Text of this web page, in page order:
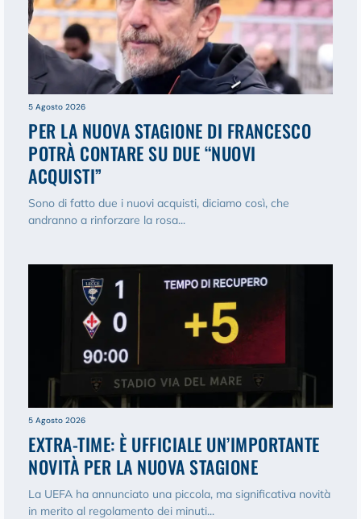
5 Agosto 2026
PER LA NUOVA STAGIONE DI FRANCESCO
POTRÀ CONTARE SU DUE “NUOVI
ACQUISTI”
Sono di fatto due i nuovi acquisti, diciamo così, che
andranno a rinforzare la rosa...
5 Agosto 2026
EXTRA-TIME: È UFFICIALE UN’IMPORTANTE
NOVITÀ PER LA NUOVA STAGIONE
La UEFA ha annunciato una piccola, ma significativa novità
in merito al regolamento dei minuti...